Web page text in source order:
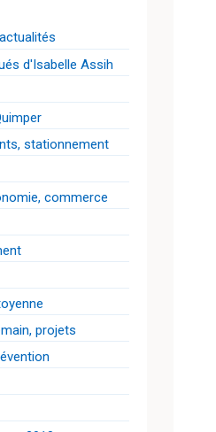
d'Isabelle Assih
stationnement
commerce
projets